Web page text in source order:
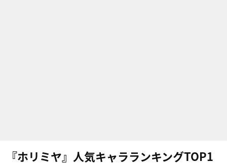
『ホリミヤ』人気キャラランキングTOP1